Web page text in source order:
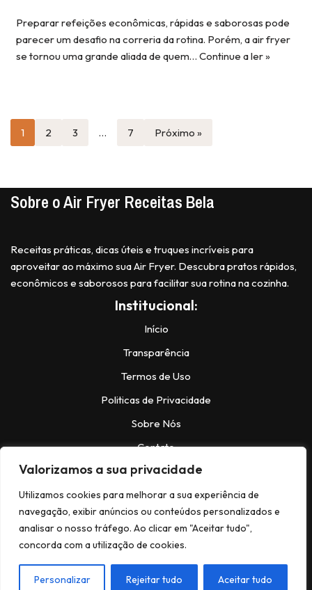
Valorizamos a sua privacidade
Utilizamos cookies para melhorar a sua experiência de
navegação, exibir anúncios ou conteúdos personalizados e
analisar o nosso tráfego. Ao clicar em "Aceitar tudo",
concorda com a utilização de cookies.
Personalizar Rejeitar tudo Aceitar tudo
Preparar refeições econômicas, rápidas e saborosas pode
parecer um desafio na correria da rotina. Porém, a air fryer
se tornou uma grande aliada de quem… Continue a ler »
1 2 3 … 7 Próximo »
Sobre o Air Fryer Receitas Bela
Receitas práticas, dicas úteis e truques incríveis para
aproveitar ao máximo sua Air Fryer. Descubra pratos rápidos,
econômicos e saborosos para facilitar sua rotina na cozinha.
Institucional:
Início
Transparência
Termos de Uso
Politicas de Privacidade
Sobre Nós
Contato
Contatos:
@https://www.instagram.com/bela.receitas_/
facebook.com/NeveNews
© Copyright 2024,Todos os Direitos